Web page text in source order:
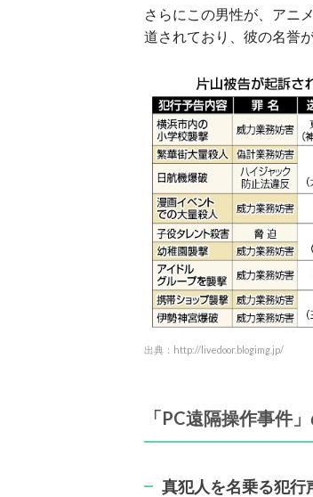
さらにこの男性が、アニ
道されており、彼の名誉
出典：http://livedoor.blogimg.jp/
「PC遠隔操作事件
真犯人を名乗る犯行